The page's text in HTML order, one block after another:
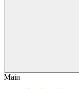
Main